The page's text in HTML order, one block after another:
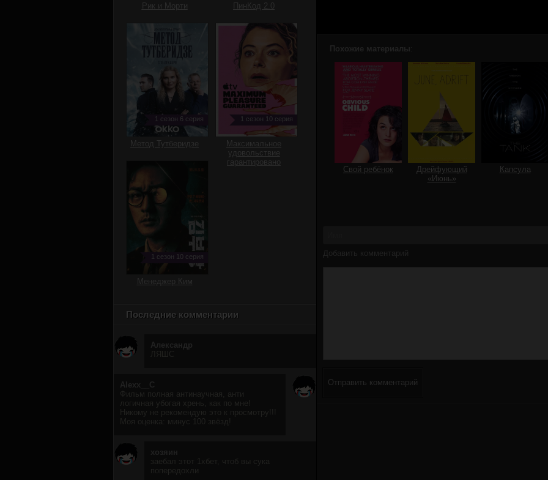
Похожие материалы
Свой ребёнок
Дрейфующий
«Июнь»
Капсула
Добавить комментарий
Отправить комментарий
Рик и Морти ПинКод 2.0
1 сезон 6 серия
Метод Тутберидзе
1 сезон 10 серия
Максимальное
удовольствие
гарантировано
1 сезон 10 серия
Менеджер Ким
Последние комментарии
Александр
ЛЯШС
Alexx__C
Фильм полная антинаучная, анти
логичная убогая хрень, как по мне!
Никому не рекомендую это к просмотру!!!
Моя оценка: минус 100 звёзд!
хозяин
заебал этот 1хбет, чтоб вы сука
попередохли